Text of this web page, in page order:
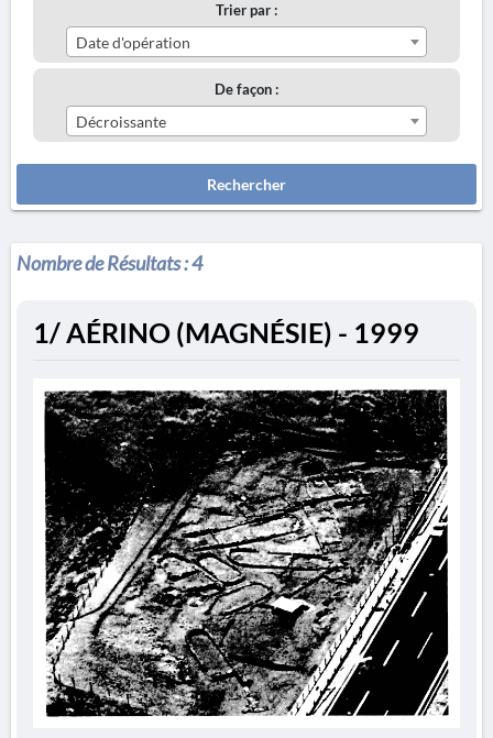
Trier par :
Date d'opération
De façon :
Décroissante
Rechercher
Nombre de Résultats :4
1/ AÉRINO (MAGNÉSIE) - 1999